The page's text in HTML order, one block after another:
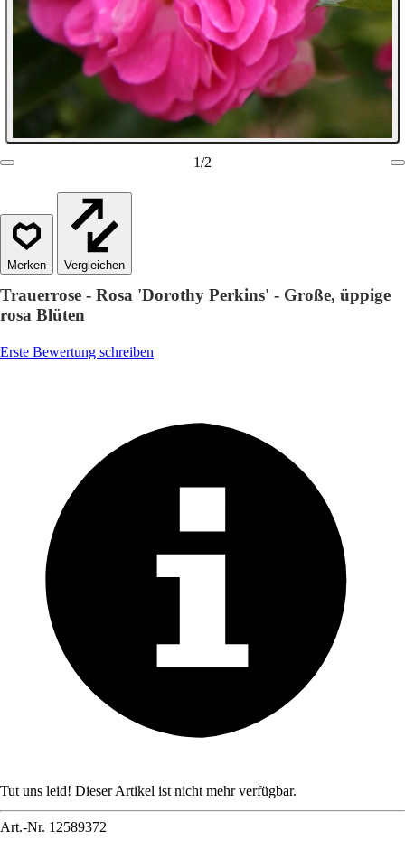
1/2
Vergleichen
Trauerrose - Rosa 'Dorothy Perkins' - Große, üppige
rosa Blüten
Erste Bewertung schreiben
Tut uns leid! Dieser Artikel ist nicht mehr verfügbar.
Art.-Nr. 12589372